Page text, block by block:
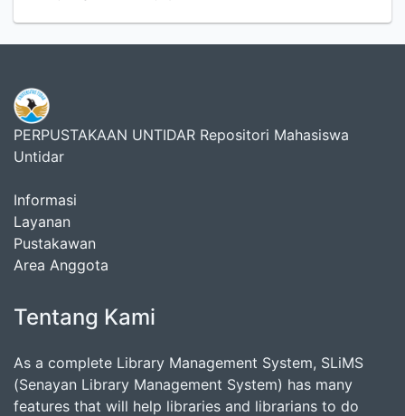
PERPUSTAKAAN UNTIDAR Repositori Mahasiswa
Untidar
Informasi
Layanan
Pustakawan
Area Anggota
Tentang Kami
As a complete Library Management System, SLiMS
(Senayan Library Management System) has many
features that will help libraries and librarians to do